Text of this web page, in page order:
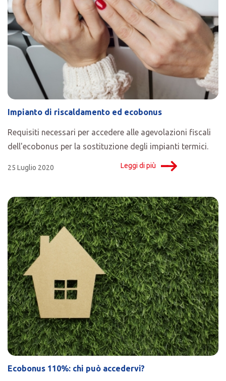
Impianto di riscaldamento ed ecobonus
Requisiti necessari per accedere alle agevolazioni fiscali
dell'ecobonus per la sostituzione degli impianti termici.
25 Luglio 2020 Leggi di più
Ecobonus 110%: chi può accedervi?